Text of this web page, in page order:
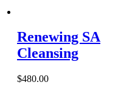
Renewing SA
Cleansing
$480.00